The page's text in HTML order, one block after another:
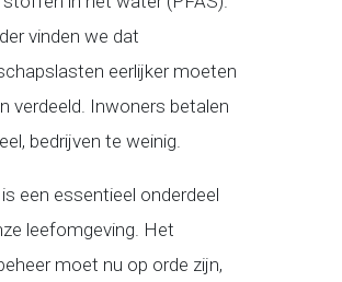
vinden we dat
eerlijker moeten
verdeeld. Inwoners betalen
bedrijven te weinig.
een essentieel onderdeel
leefomgeving. Het
moet nu op orde zijn,